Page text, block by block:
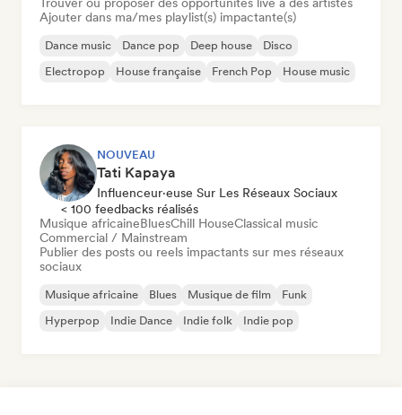
Ajouter dans ma/mes playlist(s) impactante(s)
Dance music Dance pop Deep house
Disco
Electropop
House française French Pop House music
NOUVEAU
Tati Kapaya
Influenceur·euse Sur Les Réseaux Sociaux
< 100 feedbacks réalisés
Musique africaineBluesChill HouseClassical music
Commercial / Mainstream
Publier des posts ou reels impactants sur mes réseaux
sociaux
Musique africaine Blues Musique de film
Funk
Hyperpop
Indie Dance Indie folk Indie pop